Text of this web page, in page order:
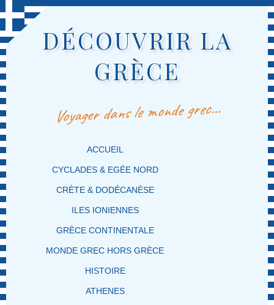
DÉCOUVRIR LA
GRÈCE
Voyager dans le monde grec…
MENU PRINCIPAL
MASQUER LA NAVIGATION PRINCIPALE
MASQUER LA NAVIGATION SECONDAIRE
ACCUEIL
CYCLADES & EGÉE NORD
CRÈTE & DODÉCANÈSE
ILES IONIENNES
GRÈCE CONTINENTALE
MONDE GREC HORS GRÈCE
HISTOIRE
ATHENES